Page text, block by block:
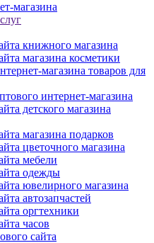
магазина
книжного магазина
магазина косметики
магазина товаров для
интернет-магазина
детского магазина
магазина подарков
цветочного магазина
мебели
одежды
ювелирного магазина
автозапчастей
оргтехники
часов
сайта